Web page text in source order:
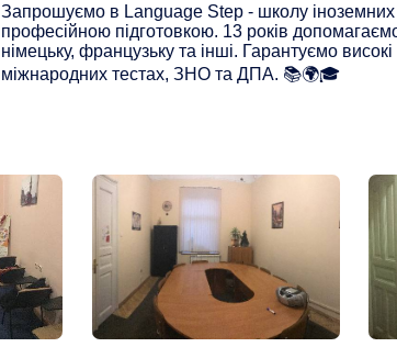
Запрошуємо в Language Step - школу іноземних
професійною підготовкою. 13 років
німецьку, французьку та інші. Гарантуємо
міжнародних тестах, ЗНО та ДПА. 📚🌍🎓